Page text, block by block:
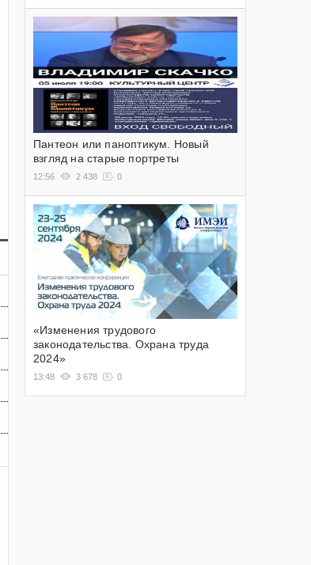
Пантеон или паноптикум. Новый
взгляд на старые портреты
12:56 2 438 0
«Изменения трудового
законодательства. Охрана труда
2024»
13:48 3 678 0